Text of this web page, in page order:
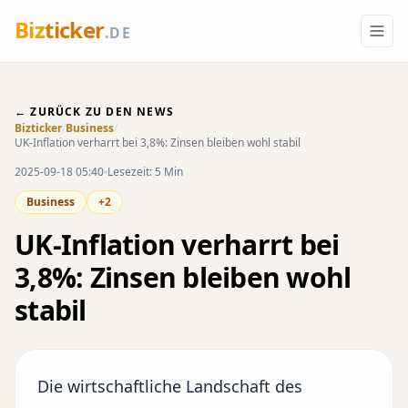
Bizticker.DE
← ZURÜCK ZU DEN NEWS
Bizticker/Business/
UK-Inflation verharrt bei 3,8%: Zinsen bleiben wohl stabil
2025-09-18 05:40 Lesezeit: 5 Min
Business
+2
UK-Inflation verharrt bei
3,8%: Zinsen bleiben wohl
stabil
Die wirtschaftliche Landschaft des